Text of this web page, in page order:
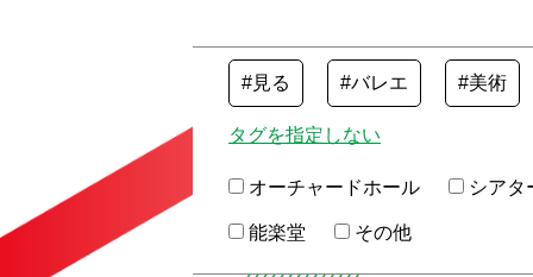
#見る #バレエ #美術
タグを指定しない
オーチャードホール シアタ
能楽堂 その他